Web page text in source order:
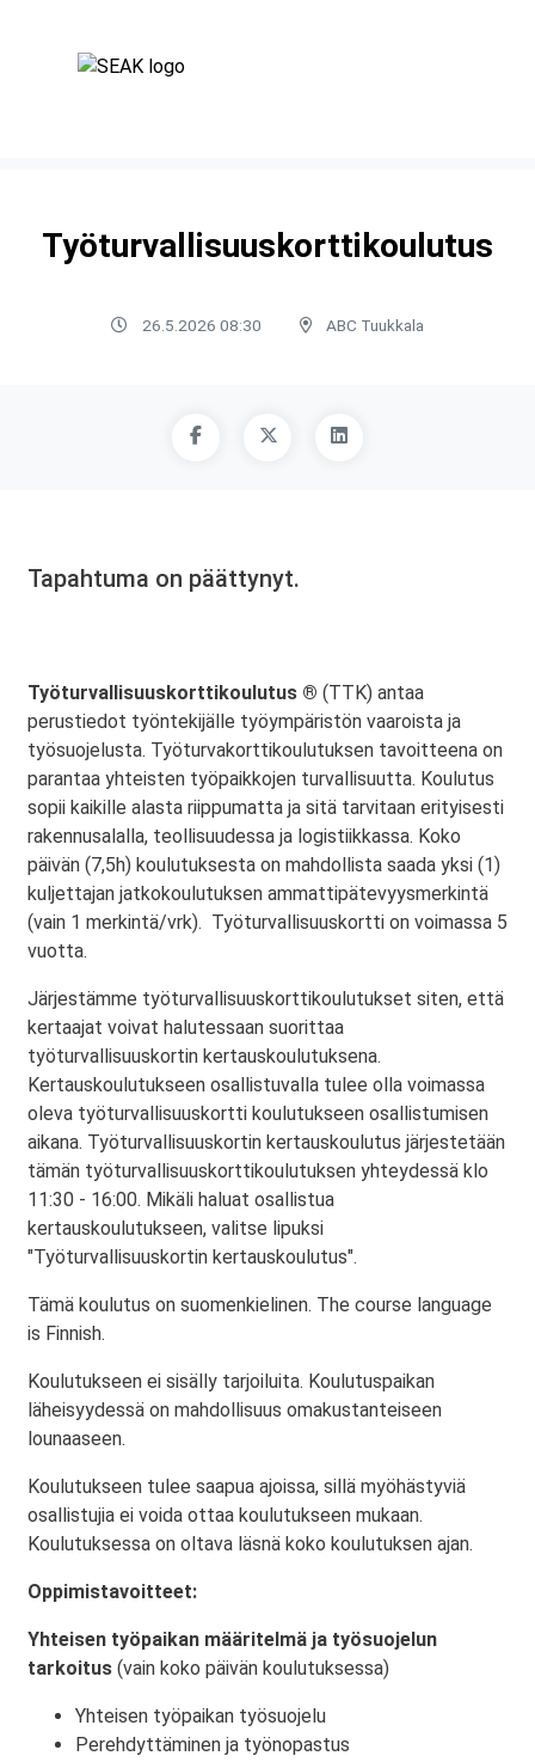
Työturvallisuuskorttikoulutus
26.5.2026 08:30 ABC Tuukkala
Tapahtuma on päättynyt.
Työturvallisuuskorttikoulutus ® (TTK) antaa
perustiedot työntekijälle työympäristön vaaroista ja
työsuojelusta. Työturvakorttikoulutuksen tavoitteena on
parantaa yhteisten työpaikkojen turvallisuutta. Koulutus
sopii kaikille alasta riippumatta ja sitä tarvitaan erityisesti
rakennusalalla, teollisuudessa ja logistiikkassa. Koko
päivän (7,5h) koulutuksesta on mahdollista saada yksi (1)
kuljettajan jatkokoulutuksen ammattipätevyysmerkintä
(vain 1 merkintä/vrk). Työturvallisuuskortti on voimassa 5
vuotta.
Järjestämme työturvallisuuskorttikoulutukset siten, että
kertaajat voivat halutessaan suorittaa
työturvallisuuskortin kertauskoulutuksena.
Kertauskoulutukseen osallistuvalla tulee olla voimassa
oleva työturvallisuuskortti koulutukseen osallistumisen
aikana. Työturvallisuuskortin kertauskoulutus järjestetään
tämän työturvallisuuskorttikoulutuksen yhteydessä klo
11:30 - 16:00. Mikäli haluat osallistua
kertauskoulutukseen, valitse lipuksi
"Työturvallisuuskortin kertauskoulutus".
Tämä koulutus on suomenkielinen. The course language
is Finnish.
Koulutukseen ei sisälly tarjoiluita. Koulutuspaikan
läheisyydessä on mahdollisuus omakustanteiseen
lounaaseen.
Koulutukseen tulee saapua ajoissa, sillä myöhästyviä
osallistujia ei voida ottaa koulutukseen mukaan.
Koulutuksessa on oltava läsnä koko koulutuksen ajan.
Oppimistavoitteet:
Yhteisen työpaikan määritelmä ja työsuojelun
tarkoitus (vain koko päivän koulutuksessa)
Yhteisen työpaikan työsuojelu
Perehdyttäminen ja työnopastus